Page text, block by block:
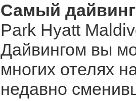
Самый
Park Hyatt
Дайвингом вы
многих отелях
недавно